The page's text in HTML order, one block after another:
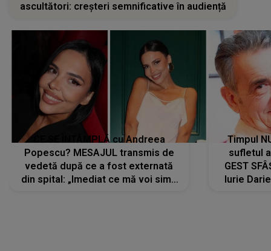
ascultători: creșteri semnificative în audiență
CE SE ÎNTÂMPLĂ cu Andreea
Popescu? MESAJUL transmis de
vedetă după ce a fost externată
din spital: „Imediat ce mă voi simți
Timpul
sufletul
GEST
Iurie